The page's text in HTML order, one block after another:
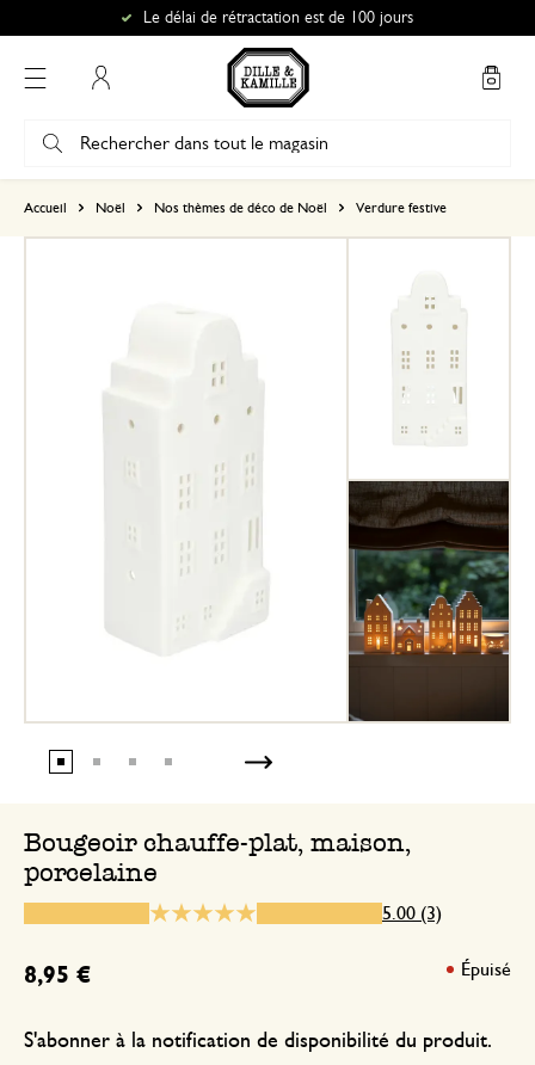
Le délai de rétractation est de 100 jours
Accueil Noël Nos thèmes de déco de Noël Verdure festive
Bougeoir chauffe-plat, maison,
porcelaine
5.00 (3)
8,95 €
S'abonner à la notification de disponibilité du produit.
Épuisé
11 décembre 2025
Seule une note a été attribuée, sans
Magnifique collection des
flamandes
blanches qui rendes Noël magique
Seule une note a été attribuée, sans